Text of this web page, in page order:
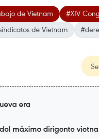
de Vietnam
#XIV
de Vietnam
era
máximo dirigente